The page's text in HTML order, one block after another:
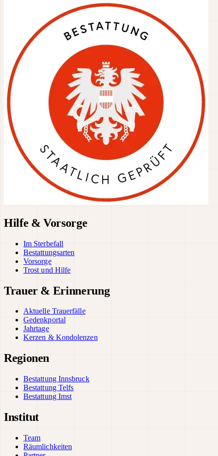
Hilfe & Vorsorge
Im Sterbefall
Bestattungsarten
Vorsorge
Trost und Hilfe
Trauer & Erinnerung
Aktuelle Trauerfälle
Gedenkportal
Jahrtage
Kerzen & Kondolenzen
Regionen
Bestattung Innsbruck
Bestattung Telfs
Bestattung Imst
Institut
Team
Räumlichkeiten